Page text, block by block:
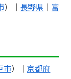
）｜ 長野県 ｜ 富
市）｜ 京都府